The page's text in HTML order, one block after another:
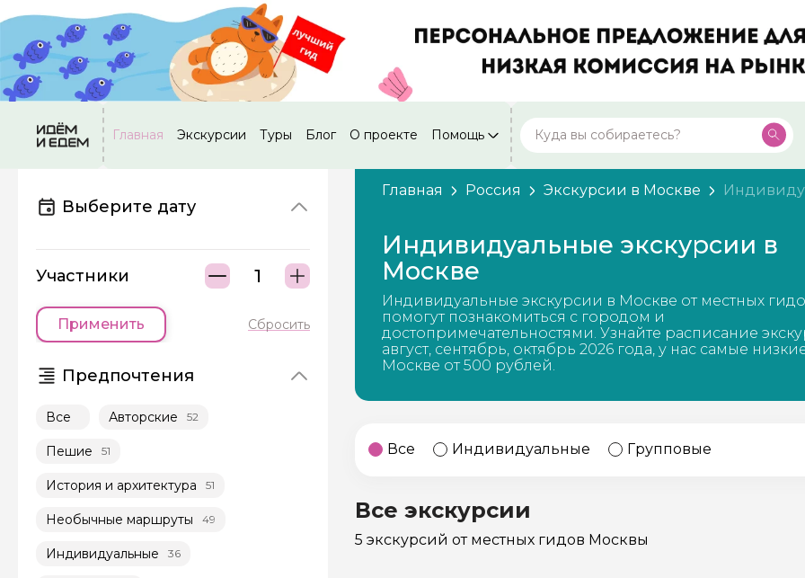
Главная Экскурсии Туры Блог О проекте Помощь
Москва
Россия
Калининград
Россия
Кисловодск
Россия
20 экскурсий
Дербент 17 экскурсий
Посмотреть все города
Выберите дату
Участники
Применить Сбросить
Предпочтения
Все Авторские 52
Пешие 51
История и архитектура 51
Необычные маршруты 49
Индивидуальные 36
Главная Россия Экскурсии в Москве
Индивидуальные экскурсии в
Москве
Индивидуальные экскурсии в Москве от местных
помогут познакомиться с городом и
достопримечательностями. Узнайте расписание
август, сентябрь, октябрь 2026 года, у нас самые
Москве от 500 рублей.
Все Индивидуальные Групповые
Все экскурсии
5 экскурсий от местных гидов Москвы